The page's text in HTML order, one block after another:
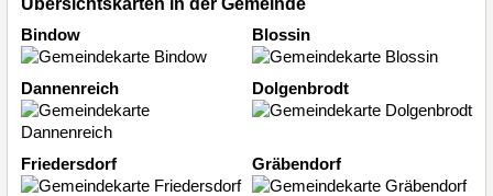
Übersichtskarten in der Gemeinde
Bindow
Blossin
Dannenreich Dolgenbrodt
Friedersdorf Gräbendorf